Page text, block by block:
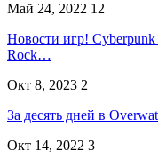
Май 24, 2022 12
Новости игр!
Rock…
Окт 8, 2023 2
За десять дней в
Окт 14, 2022 3